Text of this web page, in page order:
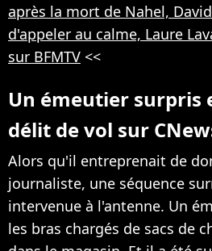
après la mort de Nahel,
d'appeler au calme, Laure
sur BFMTV <<
Un émeutier surpris
délit de vol sur
Alors qu'il entreprenait de
journaliste, une séquence
intervenue à l'antenne. Un
les bras chargés de sacs de